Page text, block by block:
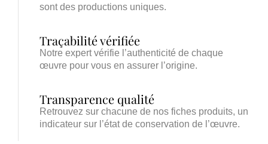
sont des productions uniques.
Traçabilité vérifiée
Notre expert vérifie l’authenticité de chaque
œuvre pour vous en assurer l’origine.
Transparence qualité
Retrouvez sur chacune de nos fiches produits, un
indicateur sur l’état de conservation de l’œuvre.